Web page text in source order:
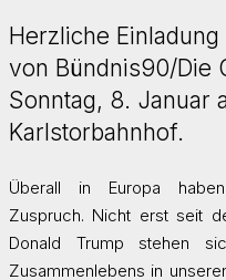
Herzliche
von Bündnis90/Die
Sonntag, 8. Januar
Karlstorbahnhof.
Überall in Europa
Zuspruch. Nicht erst seit
Donald Trump stehen
Zusammenlebens in